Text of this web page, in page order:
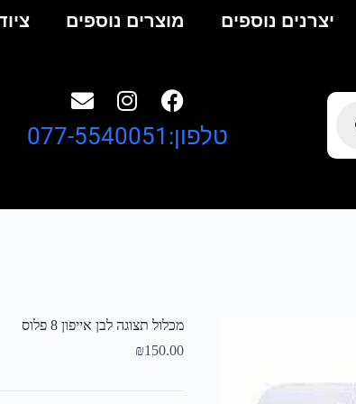
יצרנים נוספים מוצרים נוספים
טלפון:077-5540051
מכלול תצוגה לבן אייפון 8 פלוס
₪150.00